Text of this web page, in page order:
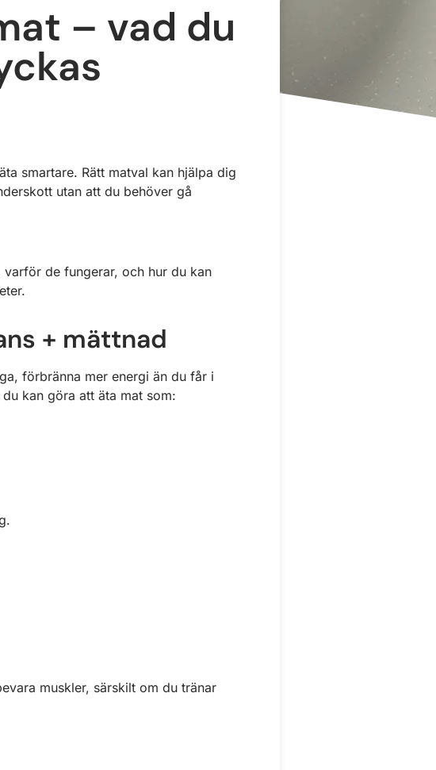
– vad du
smartare. Rätt matval kan hjälpa dig
utan att du behöver gå
de fungerar, och hur du kan
+ mättnad
förbränna mer energi än du får i
kan göra att äta mat som:
muskler, särskilt om du tränar